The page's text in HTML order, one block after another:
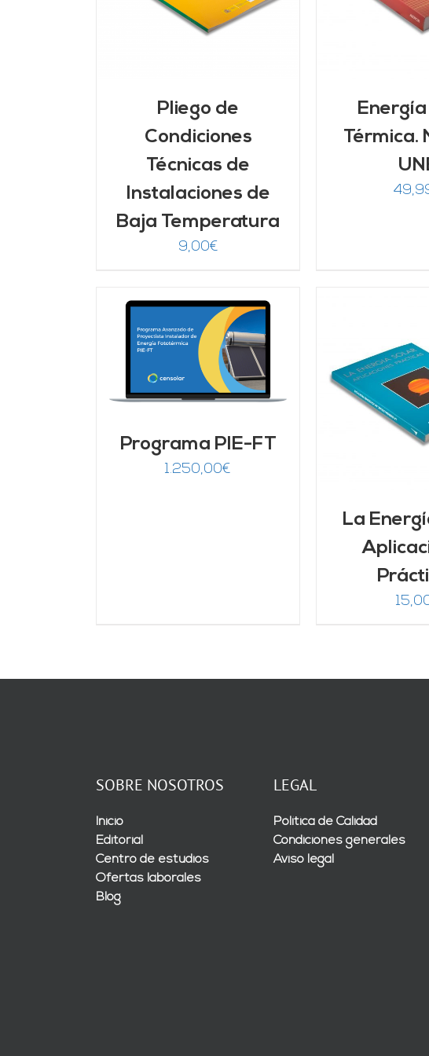
Pliego de
Condiciones
Técnicas de
Instalaciones de
Baja Temperatura
9,00€
Térmica.
Programa PIE-FT
1.250,00€
AÑADIR AL CARRITO
DETALLES
La
SOBRE NOSOTROS
Inicio
Editorial
Centro de estudios
Ofertas laborales
Blog
LEGAL
Política de Calidad
Condiciones generales
Aviso legal